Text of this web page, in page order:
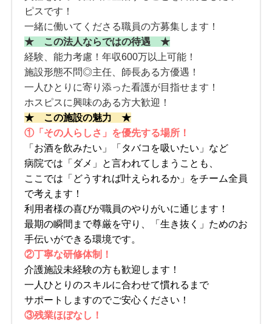
ピスです！
一緒に働いてくださる職員の方募集します！
★ この法人ならではの待遇 ★
経験、能力考慮！年収600万以上可能！
施設形態不問◎主任、師長ある方優遇！
一人ひとりに寄り添った看護が目指せます！
ホスピスに興味のある方大歓迎！
★ この施設の魅力 ★
①「その人らしさ」を優先する場所！
「お酒を飲みたい」「タバコを吸いたい」など
病院では「ダメ」と言われてしまうことも、
ここでは「どうすれば叶えられるか」をチーム全員
で考えます！
利用者様の喜びが職員のやりがいに通じます！
最期の瞬間まで尊厳を守り、「生き抜く」ためのお
手伝いができる環境です。
②丁寧な研修体制！
介護施設未経験の方も歓迎します！
一人ひとりのスキルに合わせて慣れるまで
サポートしますのでご安心ください！
③残業ほぼなし！